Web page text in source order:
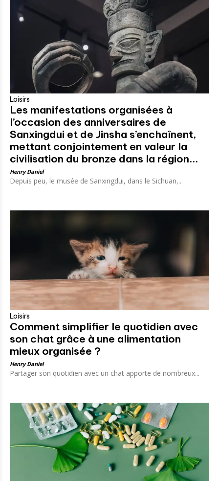
Loisirs
Les manifestations organisées à
l’occasion des anniversaires de
Sanxingdui et de Jinsha s’enchaînent,
mettant conjointement en valeur la
civilisation du bronze dans la région...
Henry Daniel
Depuis peu, le musée de Sanxingdui, dans le Sichuan,...
Loisirs
Comment simplifier le quotidien avec
son chat grâce à une alimentation
mieux organisée ?
Henry Daniel
Partager son quotidien avec un chat apporte de nombreux...